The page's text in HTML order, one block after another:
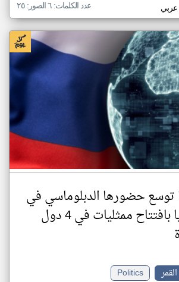
عدد الكلمات: ٦ الصور: ٢٥
توسع حضورها الدبلوماسي في
إفريقيا بافتتاح ممثليات في 4 دول
Politics